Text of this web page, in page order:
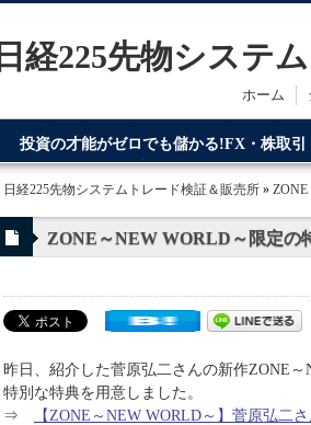
日経225先物システ
ホーム
投資の才能がゼロでも儲かる!FX・株取
てるのが日経225先物システムトレードで
日経225先物システムトレード検証＆販売所 » ZONE
ZONE～NEW WORLD～限定の
昨日、紹介した菅原弘二さんの新作ZONE
特別な特典を用意しました。
⇒
【ZONE～NEW WORLD～】菅原弘二